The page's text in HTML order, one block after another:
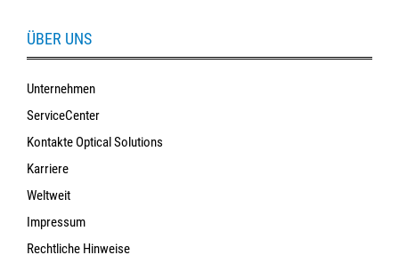
ÜBER UNS
Unternehmen
ServiceCenter
Kontakte Optical Solutions
Karriere
Weltweit
Impressum
Rechtliche Hinweise